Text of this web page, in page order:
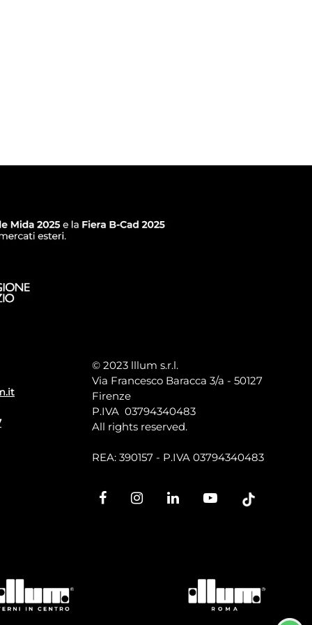
© 2023 lllum s.r.l.
Via Francesco Baracca 3/a - 50127
Firenze
P.IVA 03794340483
All rights reserved.
REA: 390157 - P.IVA 03794340483